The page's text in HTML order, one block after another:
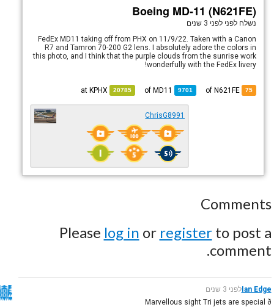
Boeing MD-11 (N621FE)
נשלח לפנילפני 3 שנים
FedEx MD11 taking off from PHX on 11/9/22. Taken with a Canon
R7 and Tamron 70-200 G2 lens. I absolutely adore the colors in
this photo, and I think that the purple clouds from the sunrise work
wonderfully with the FedEx livery!
75
of N621FE
9701
MD11
20785
KPHX
ChrisG8991
Comments
Please log in or registerto post a
comment.
Ian Edgeלפני 3 שנים
Marvellous sight Tri jets are special ð